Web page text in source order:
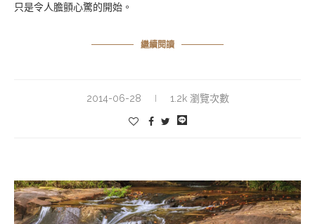
只是令人膽顫心驚的開始。
繼續閱讀
2014-06-28 1.2k 瀏覽次數